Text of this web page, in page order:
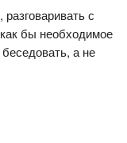
с
бы необходимое
а не